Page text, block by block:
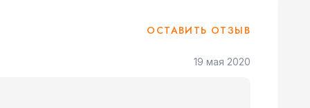
ОСТАВИТЬ ОТЗЫВ
19 мая 2020